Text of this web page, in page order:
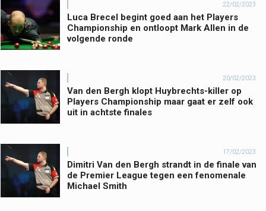
22/02/2023
Luca Brecel begint goed aan het Players
Championship en ontloopt Mark Allen in de
volgende ronde
20/02/2023
Van den Bergh klopt Huybrechts-killer op
Players Championship maar gaat er zelf ook
uit in achtste finales
17/02/2023
Dimitri Van den Bergh strandt in de finale van
de Premier League tegen een fenomenale
Michael Smith